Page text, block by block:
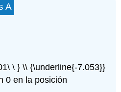
A
\ } \\ {\underline{-7.053}}
0 en la posición